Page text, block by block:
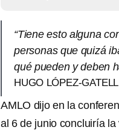
“Tiene esto alguna
personas que quizá
qué pueden y deben
HUGO LÓPEZ-GATELL
AMLO dijo en la
al 6 de junio concluiría